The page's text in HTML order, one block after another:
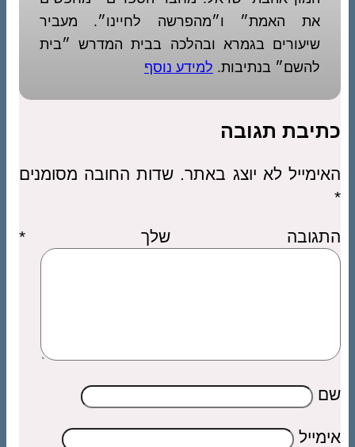
את האמת״ ו״מהפרשה לחיינו״. מעביר
שיעורים בגמרא ובהלכה בבית המדרש ״בית
להשם״ בנתיבות. למידע נוסף
כתיבת תגובה
האימייל לא יוצג באתר. שדות החובה מסומנים
*
התגובה שלך*
שם
אימייל